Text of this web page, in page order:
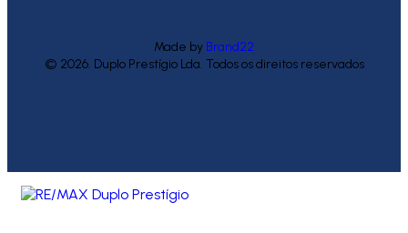
Made by Brand22
© 2026. Duplo Prestígio Lda. Todos os direitos reservados